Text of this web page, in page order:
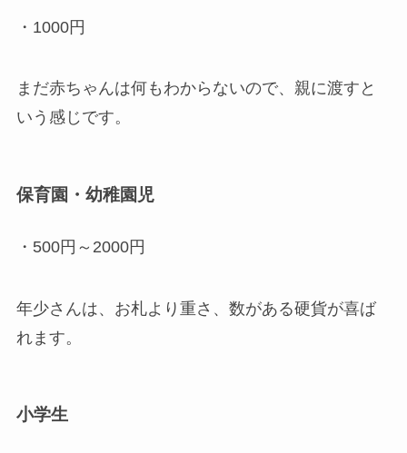
・1000円
まだ赤ちゃんは何もわからないので、親に渡すと
いう感じです。
保育園・幼稚園児
・500円～2000円
年少さんは、お札より重さ、数がある硬貨が喜ば
れます。
小学生